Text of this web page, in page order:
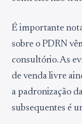
É importante
sobre o PDRN
consultório. As
de venda livre
a padronização
subsequentes é